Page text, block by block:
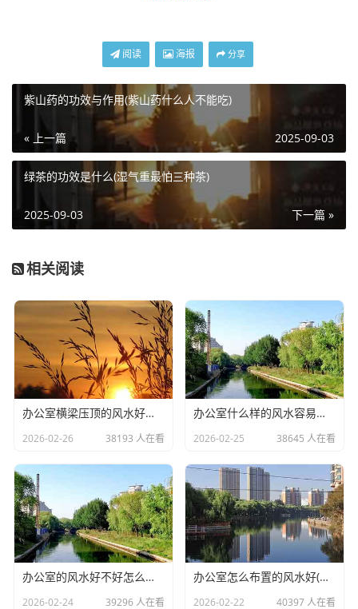
性鼻塞、脓涕倒流和头痛。患者可能误以为是反复感
查，治疗可选用阿莫西林克拉维酸钾片、桉柠蒎肠溶软
胶囊，配合布地奈德鼻喷雾剂。
4、贫血
发头晕、面色苍白、易疲劳等类似感冒的全身症状。血
常规检查显示血红蛋白降低，可能伴随指甲脆裂和异食
癖。需增加红肉、动物肝脏摄入，遵医嘱补充右旋糖酐
铁口服溶液或琥珀酸亚铁片。
5、甲状腺功能减退
甲状腺激素分泌不足会导致代谢减慢，出现怕冷、嗜
睡、声音嘶哑等表现，易与感冒混淆。患者通常伴有体
重增加、便秘和皮肤干燥，需检测甲状腺功能。治疗主
要采用左甲状腺素钠片替代疗法，需定期复查调整剂
量。
阅读 海报 分享
紫山药的功效与作用(紫山药什么人不能吃)
« 上一篇 2025-09-03
绿茶的功效是什么(湿气重最怕三种茶)
下一篇 »
2025-09-03
相关阅读
办公室横梁压顶的风水好不好(办公室不良的风水有哪些)
2026-02-26 38193 人在看
办公室什么样的风水容易生病(办公室没有窗户的风水化解小妙招)
2026-02-25 38645 人在看
办公室的风水好不好怎么判断(办公室植物摆放的风水知识你知道多少)
2026-02-24 39296 人在看
办公室怎么布置的风水好(办公室工位怎么摆放可以留得住员工)
2026-02-22 40397 人在看